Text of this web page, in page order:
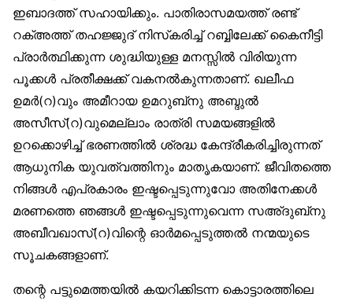
ഇബാദത്ത് സഹായിക്കും. പാതിരാസമയത്ത് രണ്ട്
റക്അത്ത് തഹജ്ജുദ് നിസ്‌കരിച്ച് റബ്ബിലേക്ക് കൈനീട്ടി
പ്രാർത്ഥിക്കുന്ന ശുദ്ധിയുള്ള മനസ്സിൽ വിരിയുന്ന
പൂക്കൾ പ്രതീക്ഷക്ക് വകനൽകുന്നതാണ്. ഖലീഫ
ഉമർ(റ)വും അമീറായ ഉമറുബ്‌നു അബ്ദുൽ
അസീസ്(റ)വുമെല്ലാം രാത്രി സമയങ്ങളിൽ
ഉറക്കൊഴിച്ച് ഭരണത്തിൽ ശ്രദ്ധ കേന്ദ്രീകരിച്ചിരുന്നത്
ആധുനിക യുവത്വത്തിനും മാതൃകയാണ്. ജീവിതത്തെ
നിങ്ങൾ എപ്രകാരം ഇഷ്ടപ്പെടുന്നുവോ അതിനേക്കൾ
മരണത്തെ ഞങ്ങൾ ഇഷ്ടപ്പെടുന്നുവെന്ന സഅ്ദുബ്‌നു
അബീവഖാസ്(റ)വിന്റെ ഓർമപ്പെടുത്തൽ നന്മയുടെ
സൂചകങ്ങളാണ്.
തന്റെ പട്ടുമെത്തയിൽ കയറിക്കിടന്ന കൊട്ടാരത്തിലെ